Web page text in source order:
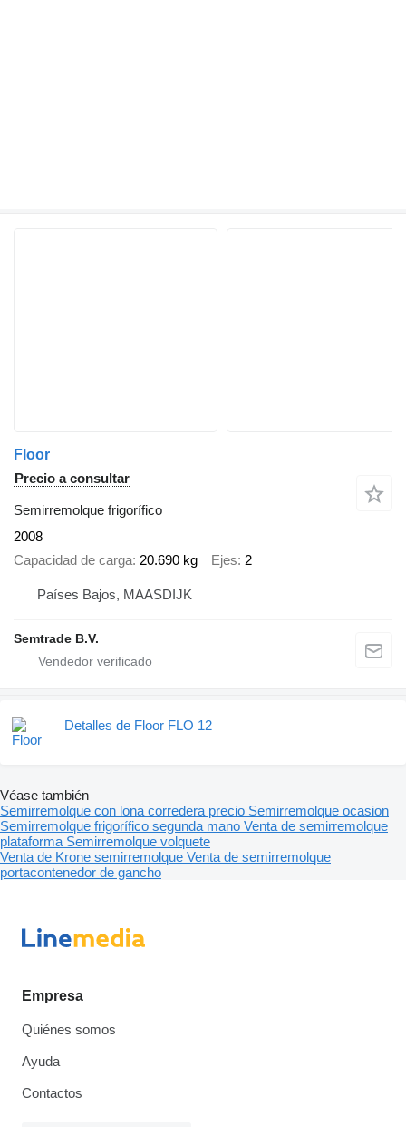
Floor
Precio a consultar
Semirremolque frigorífico
2008
Capacidad de carga 20.690 kg Ejes 2
Países Bajos, MAASDIJK
Semtrade B.V.
Detalles de Floor FLO 12
Véase también
Semirremolque con lona corredera precio Semirremolque ocasion
Semirremolque frigorífico segunda mano Venta de semirremolque
plataforma Semirremolque volquete
Venta de Krone semirremolque Venta de semirremolque
portacontenedor de gancho
Empresa
Quiénes somos
Ayuda
Contactos